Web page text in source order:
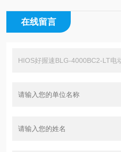
在线留言